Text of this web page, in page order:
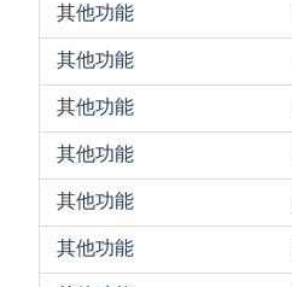
其他功能
其他功能
其他功能
其他功能
其他功能
其他功能